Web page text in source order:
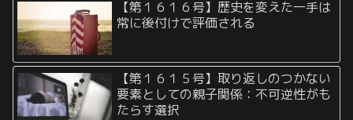
【第１６１６号】歴史を変えた一手は
常に後付けで評価される
【第１６１５号】取り返しのつかない
要素としての親子関係：不可逆性がも
たらす選択